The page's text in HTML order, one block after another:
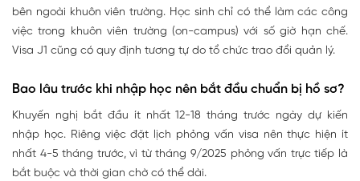
bên ngoài khuôn viên trường. Học sinh chỉ có thể làm các công
việc trong khuôn viên trường (on-campus) với số giờ hạn chế.
Visa J1 cũng có quy định tương tự do tổ chức trao đổi quản lý.
Bao lâu trước khi nhập học nên bắt đầu chuẩn bị hồ sơ?
Khuyến nghị bắt đầu ít nhất 12-18 tháng trước ngày dự kiến
nhập học. Riêng việc đặt lịch phỏng vấn visa nên thực hiện ít
nhất 4-5 tháng trước, vì từ tháng 9/2025 phỏng vấn trực tiếp là
bắt buộc và thời gian chờ có thể dài.